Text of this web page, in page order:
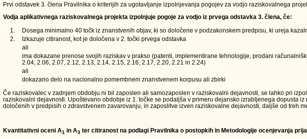
Prvi odstavek 3. člena Pravilnika o kriterijih za ugotavljanje izpolnjevanja pogojev za vodjo raziskovalnega
Vodja aplikativnega raziskovalnega projekta izpolnjuje pogoje za vodjo iz prvega odstavka 3. člena, če:
1.
Dosega minimalno 40 točk iz znanstvenih objav, ki so določene v podzakonskem predpisu, ki ureja
2.
Izkazuje citiranost, kot je določena v 2. točki prvega odstavka
ali
ima dokazane prenose svojih raziskav v prakso (patenti, implementirane tehnologije, prodani
2.04, 2.06, 2.07, 2.12, 2.13, 2.14, 2.15, 2.16, 2.17, 2.20, 2.21 in 2.24)
ali
dokazano delo na nacionalno pomembnem znanstvenem korpusu ali zbirki
Če raziskovalec v zadnjem obdobju ni bil zaposlen ali samozaposlen v raziskovalni dejavnosti, se lahko pri
raziskovalni dejavnosti. Upoštevano obdobje iz 1. točke se podaljša v primeru dejansko izrabljenega dopusta
določenih v predpisih o zdravstvenem zavarovanju, in zaposlitve izven raziskovalne dejavnosti, daljše od treh
Kvantitativni oceni A1 in A3 ter citiranost na podlagi Pravilnika o postopkih in Metodologije ocenjevanja